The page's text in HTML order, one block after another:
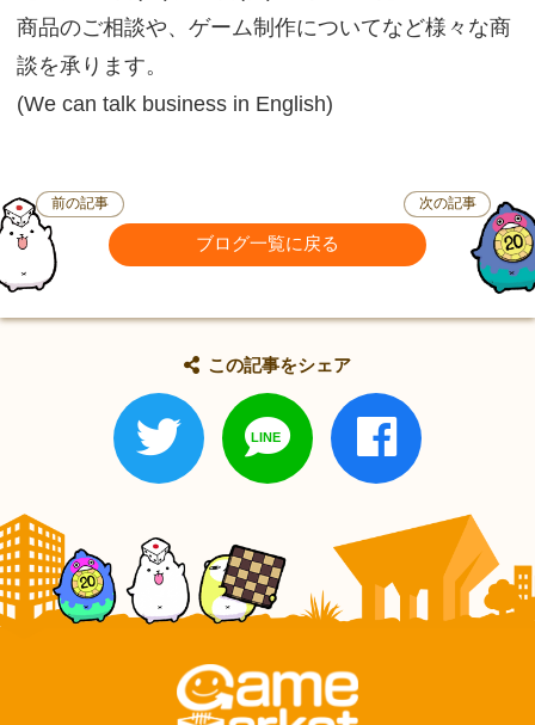
商品のご相談や、ゲーム制作についてなど様々な商
談を承ります。
(We can talk business in English)
前の記事
ブログ一覧に戻る
次の記事
この記事をシェア